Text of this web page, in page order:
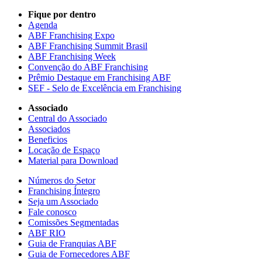
Fique por dentro
Agenda
ABF Franchising Expo
ABF Franchising Summit Brasil
ABF Franchising Week
Convenção do ABF Franchising
Prêmio Destaque em Franchising ABF
SEF - Selo de Excelência em Franchising
Associado
Central do Associado
Associados
Beneficios
Locação de Espaço
Material para Download
Números do Setor
Franchising Íntegro
Seja um Associado
Fale conosco
Comissões Segmentadas
ABF RIO
Guia de Franquias ABF
Guia de Fornecedores ABF